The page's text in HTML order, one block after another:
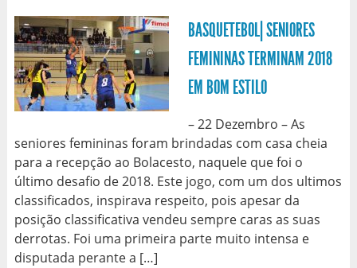
BASQUETEBOL| SENIORES
FEMININAS TERMINAM 2018
EM BOM ESTILO
– 22 Dezembro – As
seniores femininas foram brindadas com casa cheia
para a recepção ao Bolacesto, naquele que foi o
último desafio de 2018. Este jogo, com um dos ultimos
classificados, inspirava respeito, pois apesar da
posição classificativa vendeu sempre caras as suas
derrotas. Foi uma primeira parte muito intensa e
disputada perante a […]